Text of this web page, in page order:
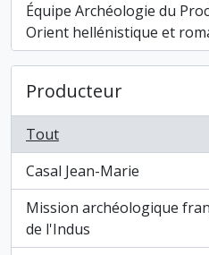
Équipe Archéologie du
Orient hellénistique et
, 8 résultats
Producteur
Tout
Casal Jean-Marie
, 10 résultats
Mission archéologique
de l'Indus
, 7 résultats